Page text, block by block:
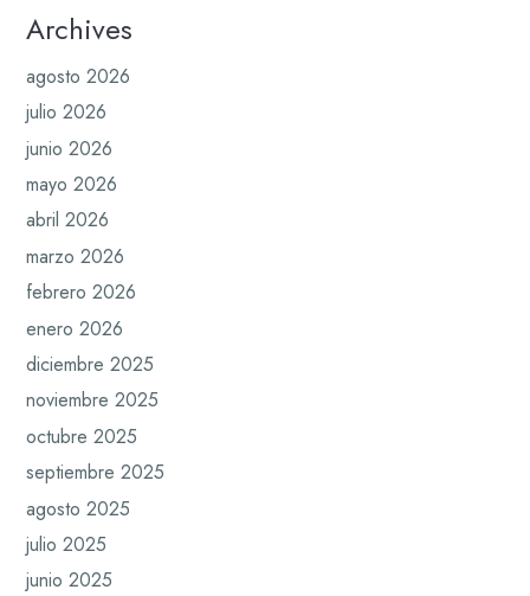
Archives
agosto 2026
julio 2026
junio 2026
mayo 2026
abril 2026
marzo 2026
febrero 2026
enero 2026
diciembre 2025
noviembre 2025
octubre 2025
septiembre 2025
agosto 2025
julio 2025
junio 2025